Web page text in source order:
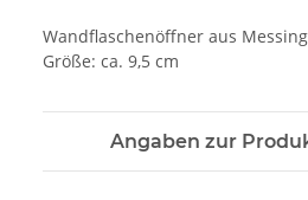
Wandflaschenöffner aus
Größe: ca. 9,5 cm
Angaben zur